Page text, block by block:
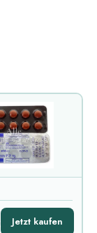
Jetzt kaufen